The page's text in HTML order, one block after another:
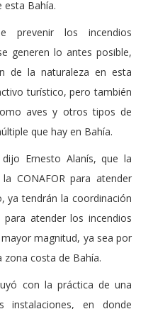
esta Bahía.
prevenir los incendios
generen lo antes posible,
de la naturaleza en esta
turístico, pero también
aves y otros tipos de
que hay en Bahía.
Ernesto Alanís, que la
CONAFOR para atender
ya tendrán la coordinación
atender los incendios
magnitud, ya sea por
zona costa de Bahía.
con la práctica de una
instalaciones, en donde